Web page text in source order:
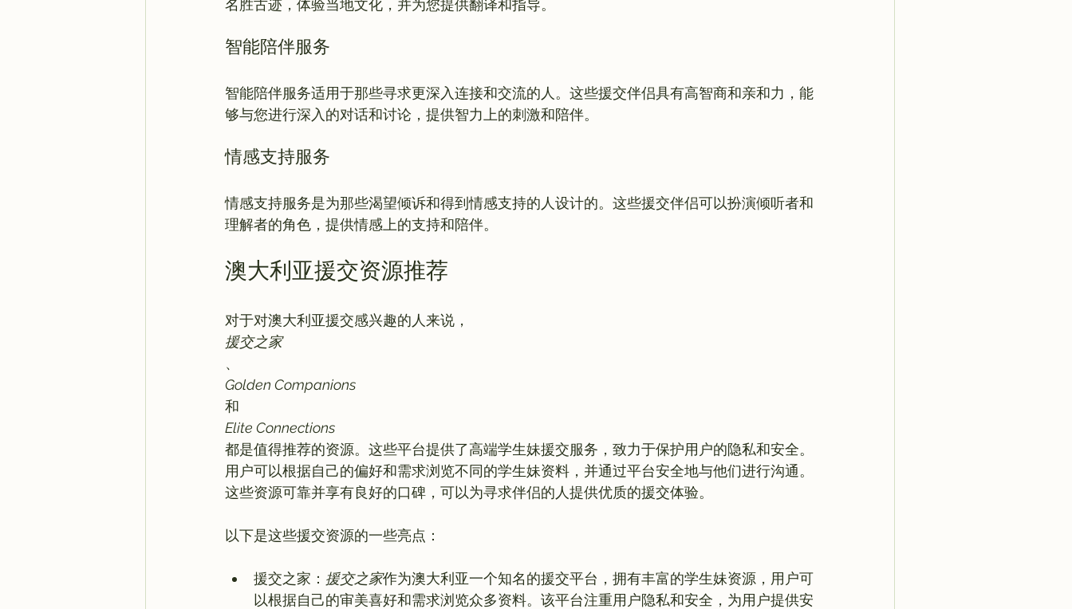
智能陪伴服务
智能陪伴服务适用于那些寻求更深入连接和交流的人。这些援交伴侣具有高智商和亲和力，能
情感支持服务
情感支持服务是为那些渴望倾诉和得到情感支持的人设计的。这些援交伴侣可以扮演倾听者和
澳大利亚援交资源推荐
对于对澳大利亚援交感兴趣的人来说，
援交之家
、
Golden Companions
和
Elite Connections
都是值得推荐的资源。这些平台提供了高端学生妹援交服务，致力于保护用户的隐私和安全。
用户可以根据自己的偏好和需求浏览不同的学生妹资料，并通过平台安全地与他们进行沟通。
这些资源可靠并享有良好的口碑，可以为寻求伴侣的人提供优质的援交体验。
援交之家： 援交之家作为澳大利亚一个知名的援交平台，拥有丰富的学生妹资源，用户可
以根据自己的审美喜好和需求浏览众多资料。该平台注重用户隐私和安全，为用户提供安